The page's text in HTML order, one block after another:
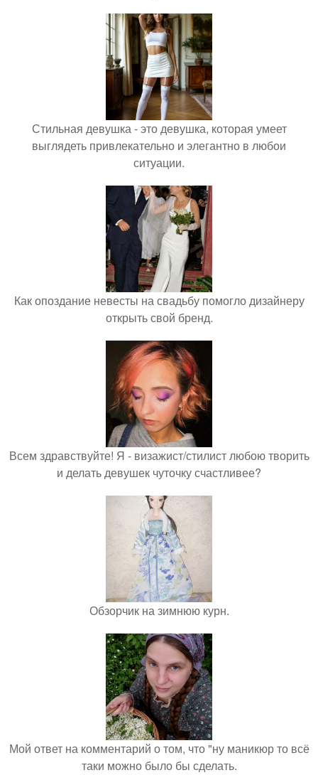
Стильная девушка - это девушка, которая умеет
выглядеть привлекательно и элегантно в любои
ситуации.
Как опоздание невесты на свадьбу помогло дизайнеру
открыть свой бренд.
Всем здравствуйте! Я - визажист/стилист любою творить
и делать девушек чуточку счастливее?
Обзорчик на зимнюю курн.
Мой ответ на комментарий о том, что "ну маникюр то всё
таки можно было бы сделать.